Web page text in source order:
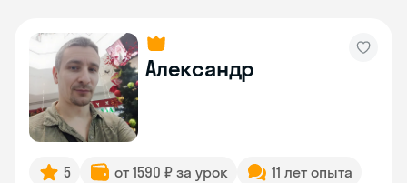
Александр
5 от 1590 ₽ за урок
11 лет опыта